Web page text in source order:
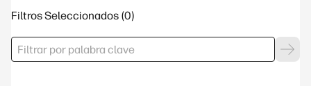
Filtros Seleccionados